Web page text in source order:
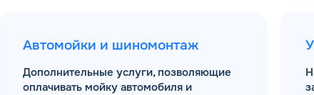
Автомойки и шиномонтаж
Дополнительные услуги, позволяющие
оплачивать мойку автомобиля и